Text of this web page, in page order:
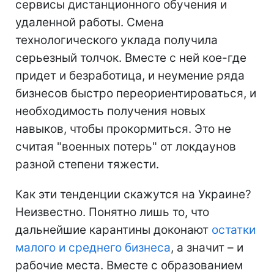
сервисы дистанционного обучения и
удаленной работы. Смена
технологического уклада получила
серьезный толчок. Вместе с ней кое-где
придет и безработица, и неумение ряда
бизнесов быстро переориентироваться, и
необходимость получения новых
навыков, чтобы прокормиться. Это не
считая "военных потерь" от локдаунов
разной степени тяжести.
Как эти тенденции скажутся на Украине?
Неизвестно. Понятно лишь то, что
дальнейшие карантины доконают остатки
малого и среднего бизнеса, а значит – и
рабочие места. Вместе с образованием